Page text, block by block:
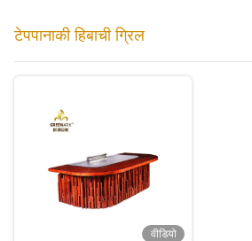
टेपपानाकी हिबाची ग्रिल
वीडियो